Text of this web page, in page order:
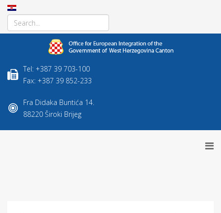
Tel: +387 39 703-100
Fax: +387 39 852-233
Fra Didaka Buntića 14.
88220 Široki Brijeg